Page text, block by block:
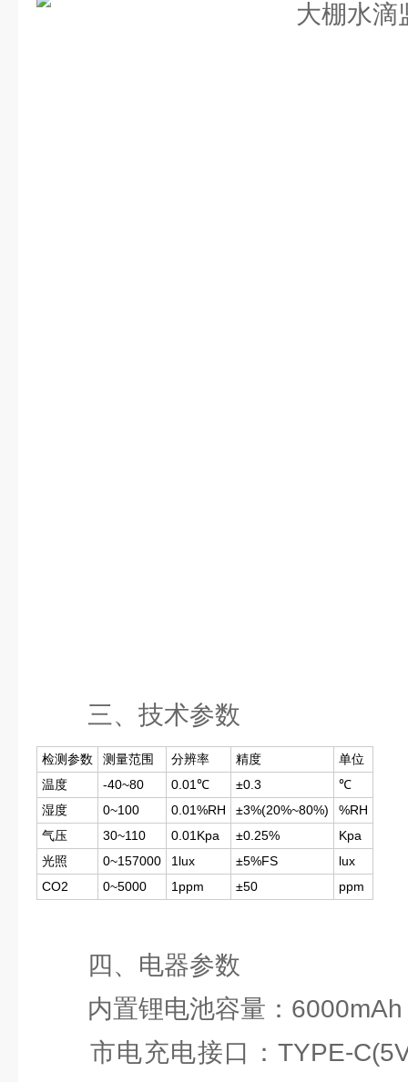
三、技术参数
检测参数 测量范围 分辨率 精度
单位
温度
-40~80 0.01℃ ±0.3
℃
湿度
0~100 0.01%RH ±3%(20%~80%)
%RH
气压
30~110 0.01Kpa ±0.25%
Kpa
光照
0~157000 1lux ±5%FS
lux
CO2
0~5000 1ppm ±50 ppm
四、电器参数
内置锂电池容量：6000mAh
市电充电接口：TYPE-